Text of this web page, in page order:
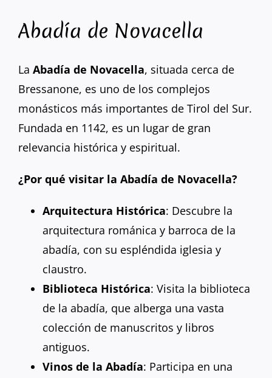
Abadía de Novacella
La Abadía de Novacella, situada cerca de
Bressanone, es uno de los complejos
monásticos más importantes de Tirol del Sur.
Fundada en 1142, es un lugar de gran
relevancia histórica y espiritual.
¿Por qué visitar la Abadía de Novacella?
Arquitectura Histórica: Descubre la
arquitectura románica y barroca de la
abadía, con su espléndida iglesia y
claustro.
Biblioteca Histórica: Visita la biblioteca
de la abadía, que alberga una vasta
colección de manuscritos y libros
antiguos.
Vinos de la Abadía: Participa en una